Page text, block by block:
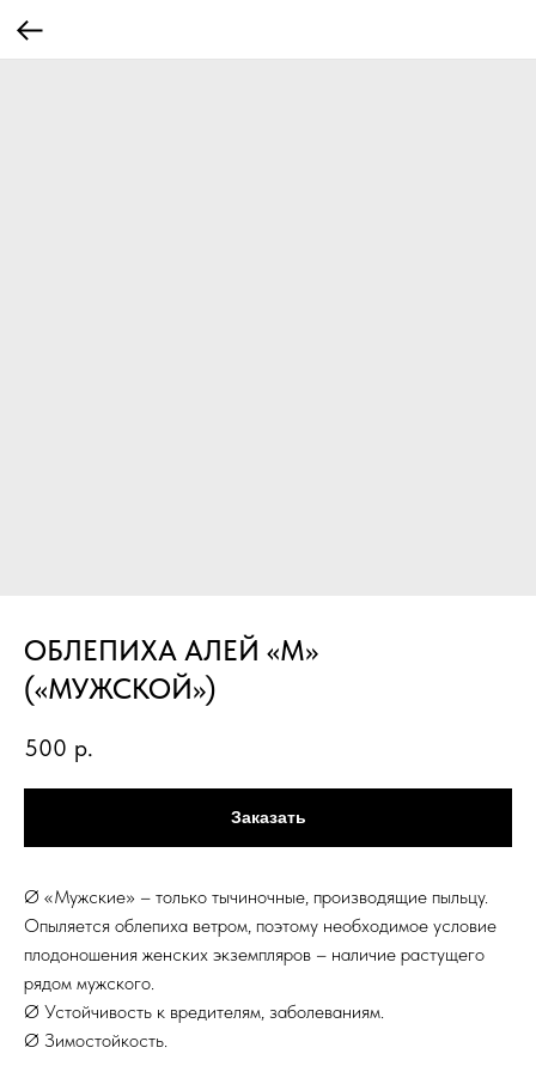
ОБЛЕПИХА АЛЕЙ «М»
(«МУЖСКОЙ»)
500 р.
Заказать
Ø «Мужские» – только тычиночные, производящие пыльцу.
Опыляется облепиха ветром, поэтому необходимое условие
плодоношения женских экземпляров – наличие растущего
рядом мужского.
Ø Устойчивость к вредителям, заболеваниям.
Ø Зимостойкость.